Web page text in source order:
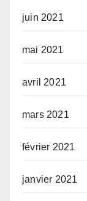
juin 2021
mai 2021
avril 2021
mars 2021
février 2021
janvier 2021